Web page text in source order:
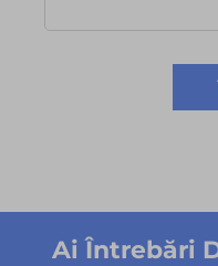
Ai Întrebări